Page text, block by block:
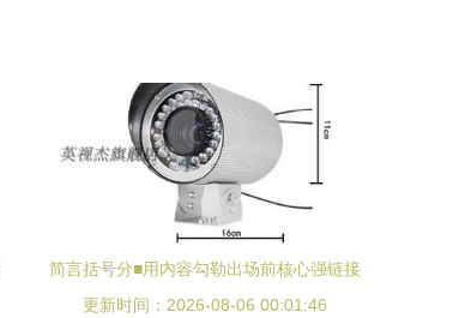
简言括号分■用内容勾勒出场前核心强链接
＋首字顶真伏悬的手法，再衔接正〗文的
更新时间：2026-08-06 00:01:46